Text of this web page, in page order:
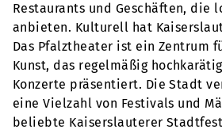
Restaurants und Geschäften, die
anbieten. Kulturell hat
Das Pfalztheater ist ein Zentrum
Kunst, das regelmäßig
Konzerte präsentiert. Die Stadt
eine Vielzahl von Festivals und
beliebte Kaiserslauterer